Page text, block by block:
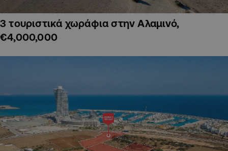
3 τουριστικά χωράφια στην Αλαμινό,
€4,000,000